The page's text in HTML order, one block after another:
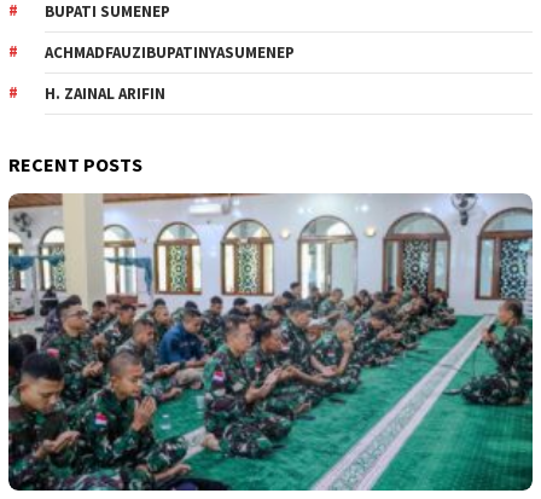
BUPATI SUMENEP
ACHMADFAUZIBUPATINYASUMENEP
H. ZAINAL ARIFIN
RECENT POSTS